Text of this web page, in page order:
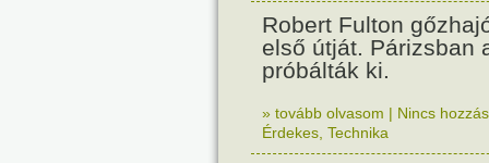
Robert Fulton
első útját. Párizsban
próbálták ki.
» tovább olvasom | Nincs
Érdekes Technika